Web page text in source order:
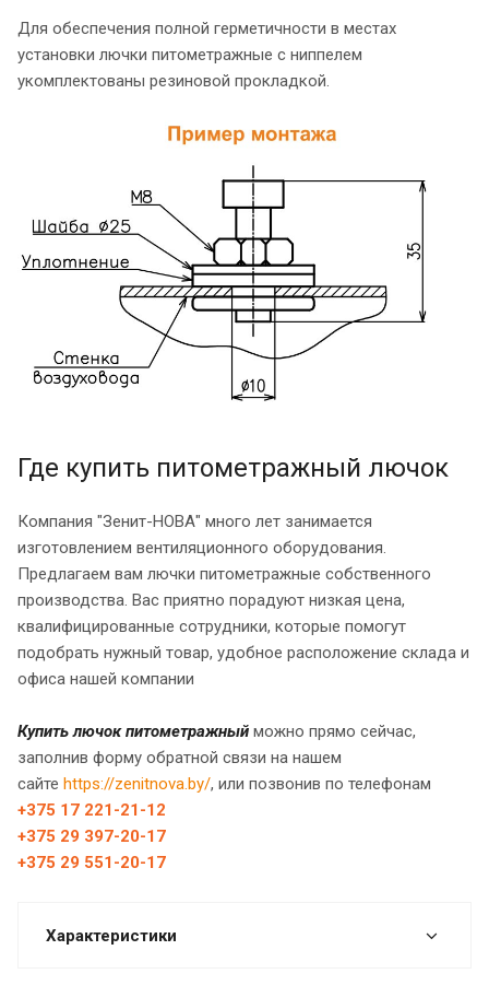
Для обеспечения полной герметичности в местах
установки лючки питометражные с ниппелем
укомплектованы резиновой прокладкой.
Где купить питометражный лючок
Компания "Зенит-НОВА" много лет занимается
изготовлением вентиляционного оборудования.
Предлагаем вам лючки питометражные собственного
производства. Вас приятно порадуют низкая цена,
квалифицированные сотрудники, которые помогут
подобрать нужный товар, удобное расположение склада и
офиса нашей компании
Купить лючок питометражный можно прямо сейчас,
заполнив форму обратной связи на нашем
сайте https://zenitnova.by/, или позвонив по телефонам
+375 17 221-21-12
+375 29 397-20-17
+375 29 551-20-17
Характеристики